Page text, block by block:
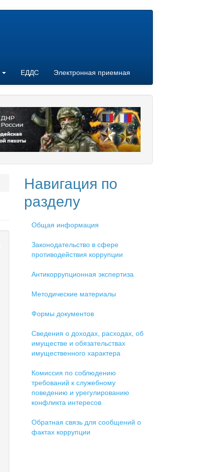
ЕДДС Электронная приемная
Навигация по
разделу
Общая информация
Законодательство в сфере
противодействия коррупции
Антикоррупционная экспертиза
Методические материалы
Формы документов
Сведения о доходах, расходах, об
имуществе и обязательствах
имущественного характера
Комиссия по соблюдению
требований к служебному
поведению и урегулированию
конфликта интересов
Обратная связь для сообщений о
фактах коррупции